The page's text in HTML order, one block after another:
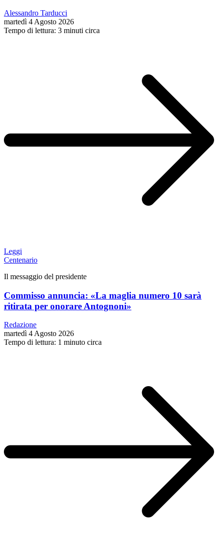
Alessandro Tarducci
martedì 4 Agosto 2026
Tempo di lettura: 3 minuti circa
Leggi
Centenario
Il messaggio del presidente
Commisso annuncia: «La maglia numero 10 sarà
ritirata per onorare Antognoni»
Redazione
martedì 4 Agosto 2026
Tempo di lettura: 1 minuto circa